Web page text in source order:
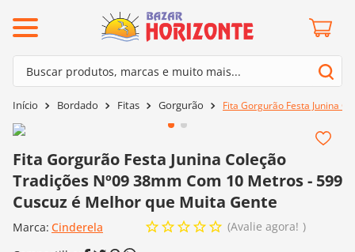
Buscar produtos, marcas e muito mais...
Bordado Fitas Gorgurão Fita Gorgurão Festa Junina
Fita Gorgurão Festa Junina Coleção
Tradições Nº09 38mm Com 10 Metros - 599
Cuscuz é Melhor que Muita Gente
Marca: Cinderela Avalie agora!
Termos mais buscados
3º kit amigurumi
4º agulha crochê
5º fio amigurumi
mais buscados
barroco
mollet
kit amigurumi
agulha crochê
fio amigurumi